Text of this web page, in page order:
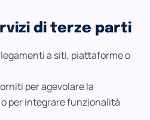
di terze parti
a siti, piattaforme o
per agevolare la
per integrare funzionalità